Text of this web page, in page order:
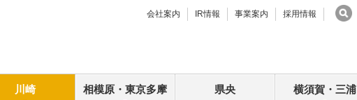
会社案内 IR情報 事業案内 採用情報
川崎 相模原・東京多摩 県央 横須賀・三浦